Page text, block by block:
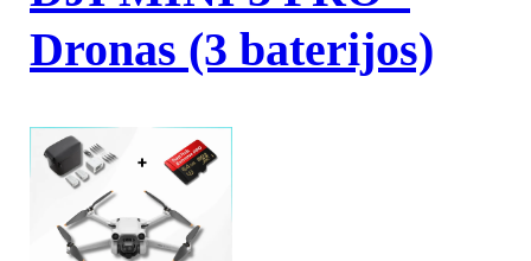
Dronas (3 baterijos)